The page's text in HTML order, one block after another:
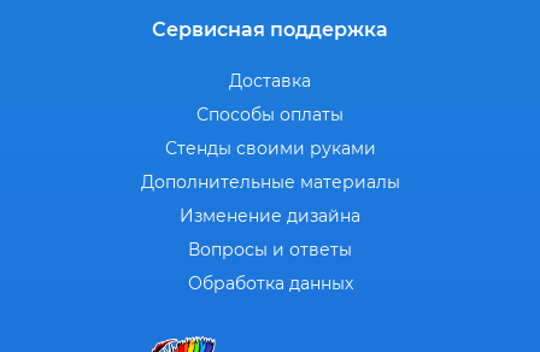
Сервисная поддержка
Доставка
Способы оплаты
Стенды своими руками
Дополнительные материалы
Изменение дизайна
Вопросы и ответы
Обработка данных